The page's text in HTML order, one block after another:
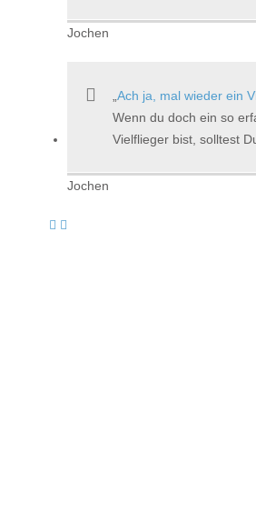
Jochen
Ach ja, mal wieder ein
Wenn du doch ein so
Vielflieger bist, solltest
Jochen